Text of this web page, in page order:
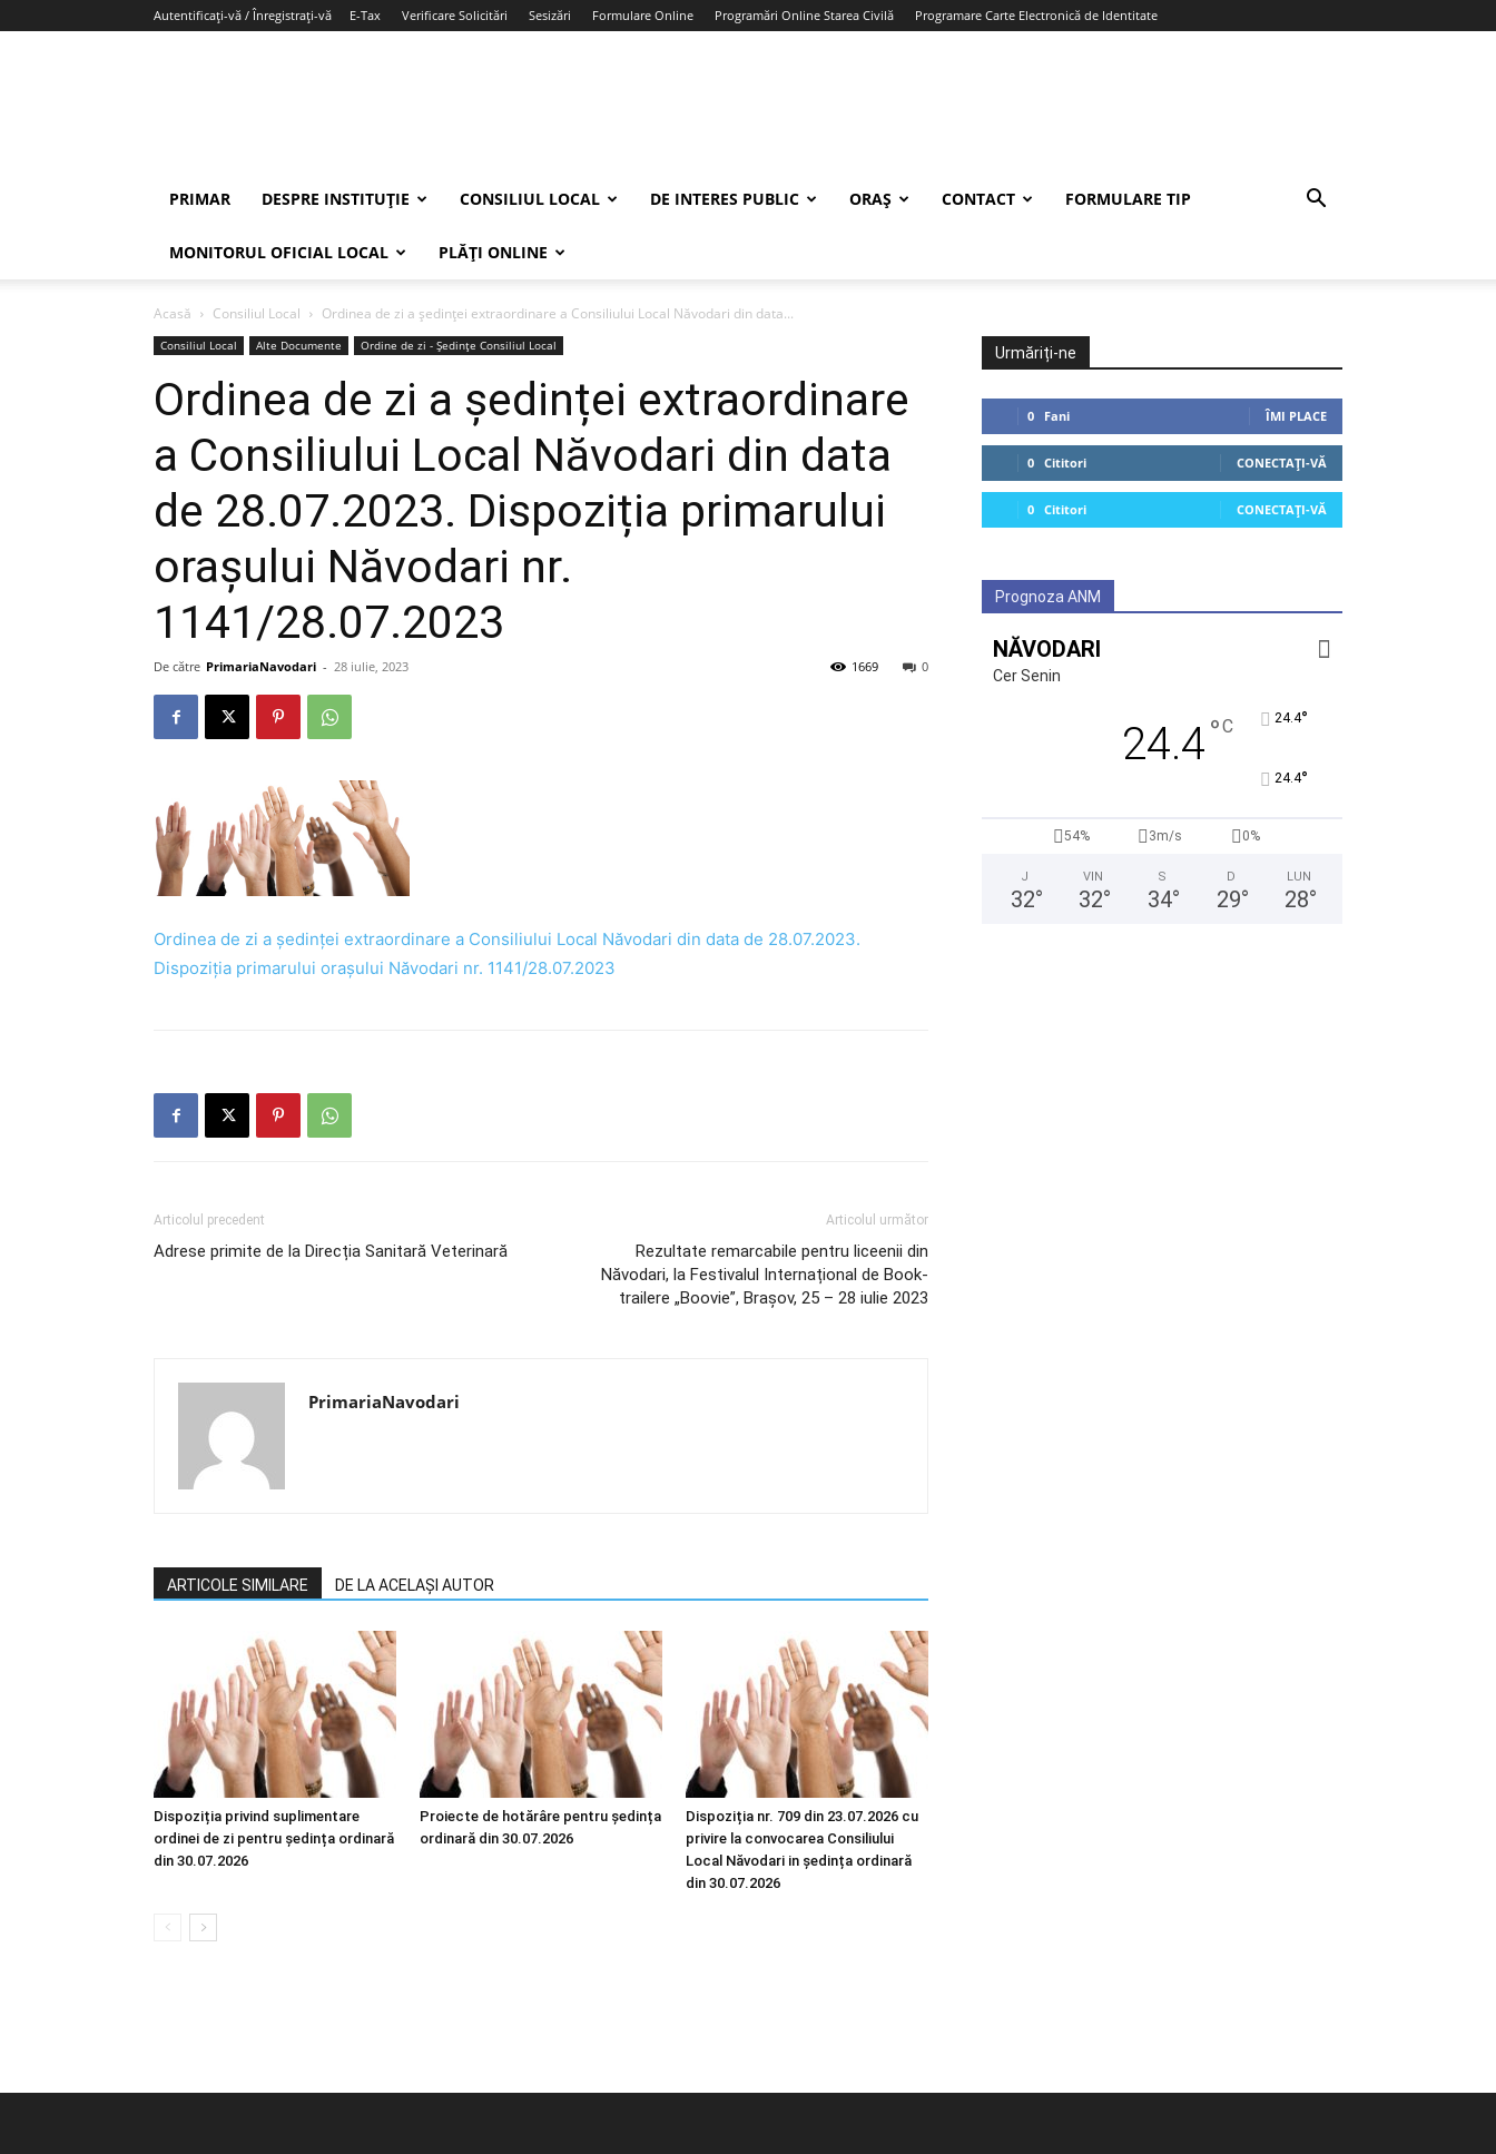
Autentificați-vă / Înregistrați-vă E-Tax Verificare Solicitări Sesizări Formulare Online Programări Online Starea Civilă Programare Carte Electronică de Identitate
PRIMAR DESPRE INSTITUȚIE CONSILIUL LOCAL DE INTERES PUBLIC ORAȘ CONTACT FORMULARE TIP
MONITORUL OFICIAL LOCAL PLĂȚI ONLINE
Acasă Consiliul Local Ordinea de zi a ședinței extraordinare a Consiliului Local Năvodari din data...
Consiliul Local Alte Documente Ordine de zi - Ședințe Consiliul Local
Ordinea de zi a ședinței extraordinare
a Consiliului Local Năvodari din data
de 28.07.2023. Dispoziția primarului
orașului Năvodari nr.
1141/28.07.2023
De către PrimariaNavodari - 28 iulie, 2023 0
1669
Ordinea de zi a ședinței extraordinare a Consiliului Local Năvodari din data de 28.07.2023.
Dispoziția primarului orașului Năvodari nr. 1141/28.07.2023
Articolul precedent
Adrese primite de la Direcția Sanitară Veterinară
Articolul următor
Rezultate remarcabile pentru liceenii din
Năvodari, la Festivalul Internațional de Book-
trailere „Boovie”, Brașov, 25 – 28 iulie 2023
PrimariaNavodari
ARTICOLE SIMILARE DE LA ACELAȘI AUTOR
Dispoziția privind suplimentare
ordinei de zi pentru ședința ordinară
din 30.07.2026
Proiecte de hotărâre pentru ședința
ordinară din 30.07.2026
Dispoziția nr. 709 din 23.07.2026 cu
privire la convocarea Consiliului
Local Năvodari in ședința ordinară
din 30.07.2026
Urmăriți-ne
0 Fani ÎMI PLACE
0 Cititori CONECTAȚI-VĂ
0 Cititori CONECTAȚI-VĂ
Prognoza ANM
NĂVODARI
Cer Senin
24.4°C 24.4°
24.4°
54% 3m/s 0%
J
32°
VIN
32°
S
34°
D
29°
LUN
28°